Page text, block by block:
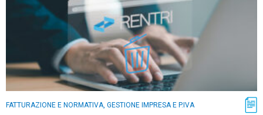
FATTURAZIONE E NORMATIVA, GESTIONE IMPRESA E P.IVA